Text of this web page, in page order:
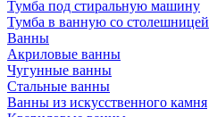
Тумба под стиральную машину
Тумба в ванную со столешницей
Ванны
Акриловые ванны
Чугунные ванны
Стальные ванны
Ванны из искусственного камня